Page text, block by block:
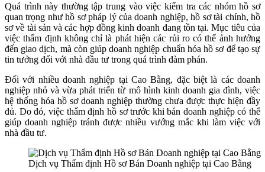
Quá trình này thường tập trung vào việc kiểm tra các nhóm hồ sơ
quan trọng như hồ sơ pháp lý của doanh nghiệp, hồ sơ tài chính, hồ
sơ về tài sản và các hợp đồng kinh doanh đang tồn tại. Mục tiêu của
việc thẩm định không chỉ là phát hiện các rủi ro có thể ảnh hưởng
đến giao dịch, mà còn giúp doanh nghiệp chuẩn hóa hồ sơ để tạo sự
tin tưởng đối với nhà đầu tư trong quá trình đàm phán.
Đối với nhiều doanh nghiệp tại Cao Bằng, đặc biệt là các doanh
nghiệp nhỏ và vừa phát triển từ mô hình kinh doanh gia đình, việc
hệ thống hóa hồ sơ doanh nghiệp thường chưa được thực hiện đầy
đủ. Do đó, việc thẩm định hồ sơ trước khi bán doanh nghiệp có thể
giúp doanh nghiệp tránh được nhiều vướng mắc khi làm việc với
nhà đầu tư.
Dịch vụ Thẩm định Hồ sơ Bán Doanh nghiệp tại Cao Bằng